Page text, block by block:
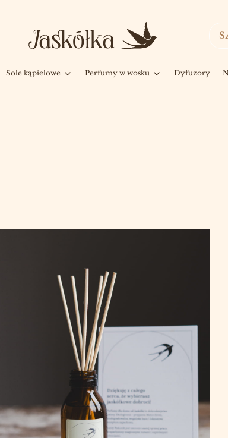
Sole kąpielowe Perfumy w wosku Dyfuzory